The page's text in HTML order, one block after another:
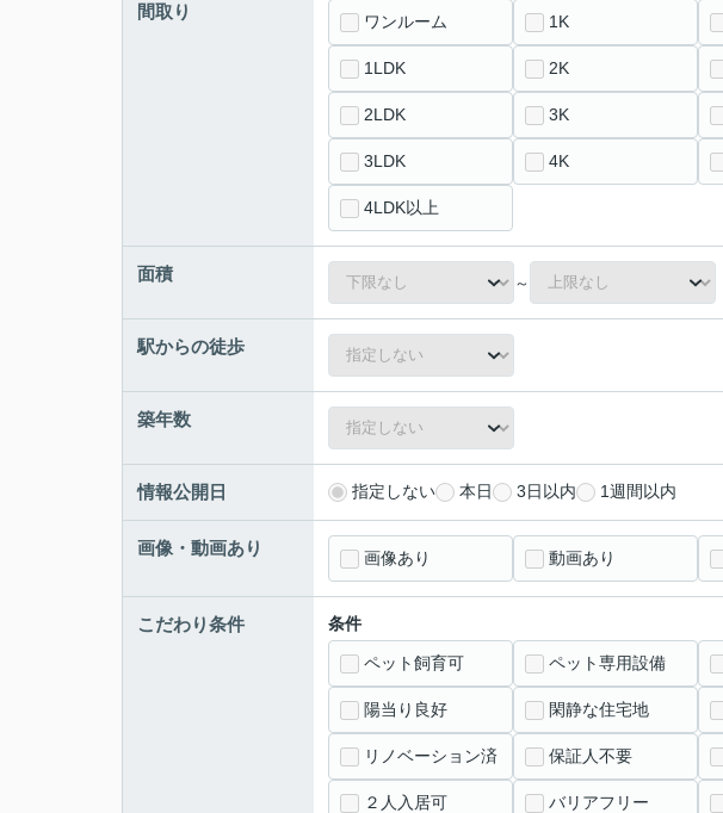
間取り ワンルーム 1K
1LDK 2K
2LDK 3K
3LDK 4K
4LDK以上
面積 ～
駅からの徒歩
築年数
情報公開日 指定しない 本日 3日以内 1週間以内
画像・動画あり 画像あり 動画あり
こだわり条件 条件
ペット飼育可 ペット専用設備
陽当り良好 閑静な住宅地
リノベーション済 保証人不要
２人入居可 バリアフリー